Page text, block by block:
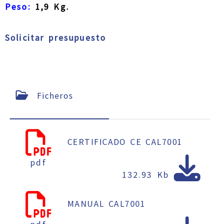
Peso: 1,9 Kg.
Solicitar presupuesto
Ficheros
pdf
CERTIFICADO CE CAL7001
132.93 Kb
MANUAL CAL7001